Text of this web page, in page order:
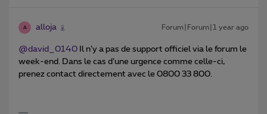
A alloja Forum|Forum|1 year ago
@david_0140 Il n’y a pas de support officiel via le forum le
week-end. Dans le cas d’une urgence comme celle-ci,
prenez contact directement avec le 0800 33 800.